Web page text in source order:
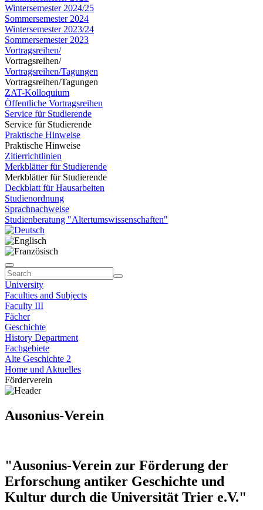
Wintersemester 2024/25
Sommersemester 2024
Wintersemester 2023/24
Sommersemester 2023
Vortragsreihen/
Vortragsreihen/
Vortragsreihen/Tagungen
Vortragsreihen/Tagungen
ZAT-Kolloquium
Öffentliche Vortragsreihen
Service für Studierende
Service für Studierende
Praktische Hinweise
Praktische Hinweise
Zitierrichtlinien
Merkblätter für Studierende
Merkblätter für Studierende
Deckblatt für Hausarbeiten
Studienordnung
Sprachnachweise
Studienberatung "Altertumswissenschaften"
University
Faculties and Subjects
Faculty III
Fächer
Geschichte
History Department
Fachgebiete
Alte Geschichte 2
Home und Aktuelles
Förderverein
Ausonius-Verein
"Ausonius-Verein zur Förderung der
Erforschung antiker Geschichte und
Kultur durch die Universität Trier e.V."